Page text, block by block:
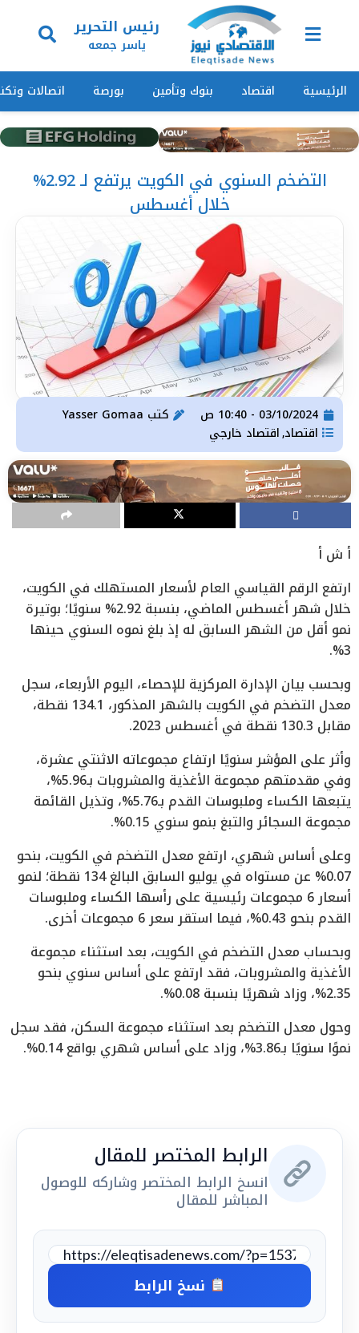
رئيس التحرير
ياسر جمعه
الرئيسية اقتصاد بنوك وتأمين بورصة اتصالات
التضخم السنوي في الكويت يرتفع لـ 2.92%
خلال أغسطس
03/10/2024 - 10:40 ص كتب
اقتصاد, اقتصاد خارجي
أ ش أ
ارتفع الرقم القياسي العام لأسعار المستهلك في الكويت،
خلال شهر أغسطس الماضي، بنسبة 2.92% سنويًا؛ بوتيرة
نمو أقل من الشهر السابق له إذ بلغ نموه السنوي حينها
3%.
وبحسب بيان الإدارة المركزية للإحصاء، اليوم الأربعاء، سجل
معدل التضخم في الكويت بالشهر المذكور، 134.1 نقطة،
مقابل 130.3 نقطة في أغسطس 2023.
وأثر على المؤشر سنويًا ارتفاع مجموعاته الاثنتي عشرة،
وفي مقدمتهم مجموعة الأغذية والمشروبات بـ5.96%،
يتبعها الكساء وملبوسات القدم بـ5.76%، وتذيل القائمة
مجموعة السجائر والتبغ بنمو سنوي 0.15%.
وعلى أساس شهري، ارتفع معدل التضخم في الكويت، بنحو
0.07% عن مستواه في يوليو السابق البالغ 134 نقطة؛ لنمو
أسعار 6 مجموعات رئيسية على رأسها الكساء وملبوسات
القدم بنحو 0.43%، فيما استقر سعر 6 مجموعات أخرى.
وبحساب معدل التضخم في الكويت، بعد استثناء مجموعة
الأغذية والمشروبات، فقد ارتفع على أساس سنوي بنحو
2.35%، وزاد شهريًا بنسبة 0.08%.
وحول معدل التضخم بعد استثناء مجموعة السكن، فقد سجل
نموًا سنويًا بـ3.86%، وزاد على أساس شهري بواقع 0.14%.
الرابط المختصر للمقال
انسخ الرابط المختصر وشاركه للوصول
المباشر للمقال
نسخ الرابط